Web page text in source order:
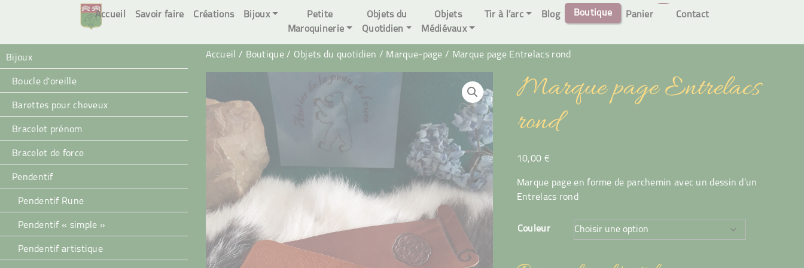
Accueil Savoir faire Créations Bijoux
Petite
Maroquinerie
Objets du
Quotidien
Objets
Médiévaux
Tir à l’arc Blog Boutique Panier Contact
Bijoux
Boucle d'oreille
Barettes pour cheveux
Bracelet prénom
Bracelet de force
Pendentif
Pendentif Rune
Pendentif « simple »
Pendentif artistique
Accueil / Boutique/ Objets du quotidien / Marque-page / Marque page Entrelacs rond
Marque page Entrelacs
rond
10,00 €
Marque page en forme de parchemin avec un dessin d’un
Entrelacs rond
Couleur